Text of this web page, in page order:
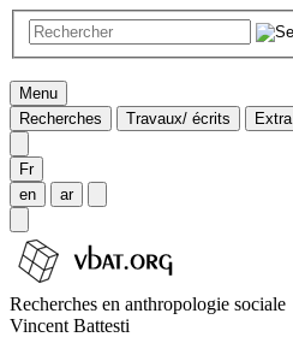
Menu
Recherches
Travaux/ écrits Extra
Fr
en
ar
Recherches en anthropologie sociale
Vincent Battesti